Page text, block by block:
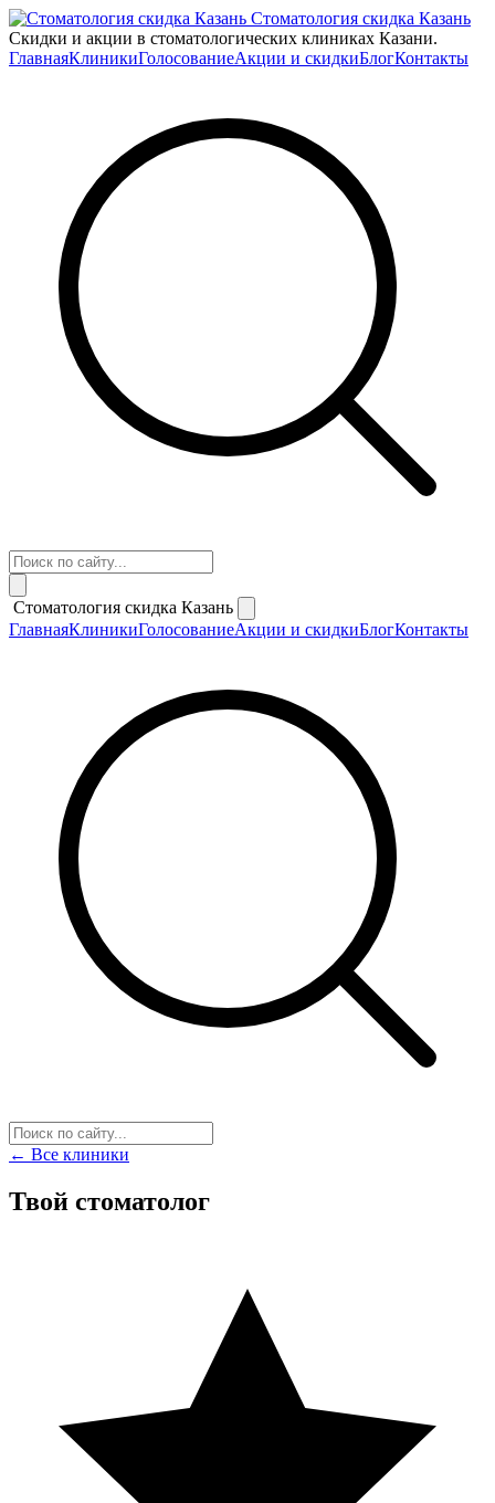
Стоматология скидка Казань
Скидки и акции в стоматологических клиниках Казани.
ГлавнаяКлиникиГолосованиеАкции и скидкиБлогКонтакты
Стоматология скидка Казань
ГлавнаяКлиникиГолосованиеАкции и скидкиБлогКонтакты
← Все клиники
Твой стоматолог